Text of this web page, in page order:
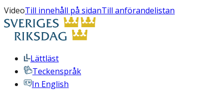
VideoTill innehåll på sidanTill anförandelistan
Lättläst
Teckenspråk
In English